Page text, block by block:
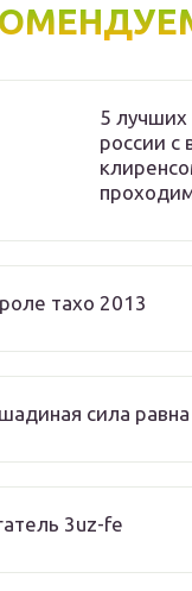
5 лучших
россии с
тахо 2013
сила равна
3uz-fe